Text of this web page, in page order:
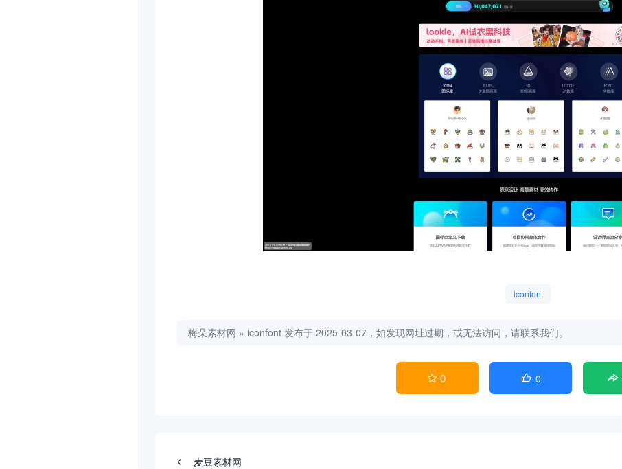
iconfont
梅朵素材网 » iconfont 发布于 2025-03-07，如发现网址过期，或无法访问，请联系我们。
 0  0
麦豆素材网